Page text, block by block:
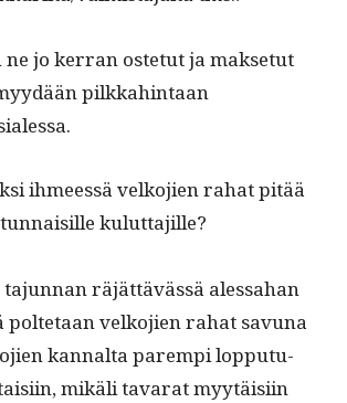
ne jo ker­ran oste­tut ja mak­se­tut
pilkkahin­taan
ihmeessä velko­jien rahat pitää
kuluttajille?
tajun­nan räjät­tävässä alessa­han
polte­taan velko­jien rahat savu­na
kannal­ta parem­pi lop­putu­
mikäli tavarat myytäisi­in